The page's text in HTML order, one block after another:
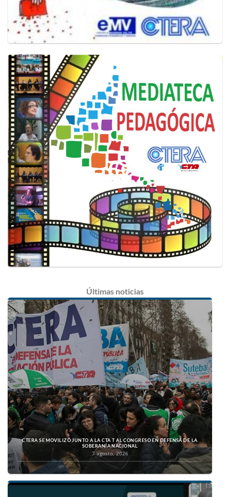
Últimas noticias
CTERA SE MOVILIZÓ JUNTO A LA CTA T AL CONGRESO EN DEFENSA DE LA
SOBERANÍA NACIONAL
7 agosto, 2026